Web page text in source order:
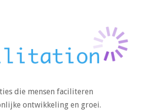
die mensen faciliteren
ontwikkeling en groei.